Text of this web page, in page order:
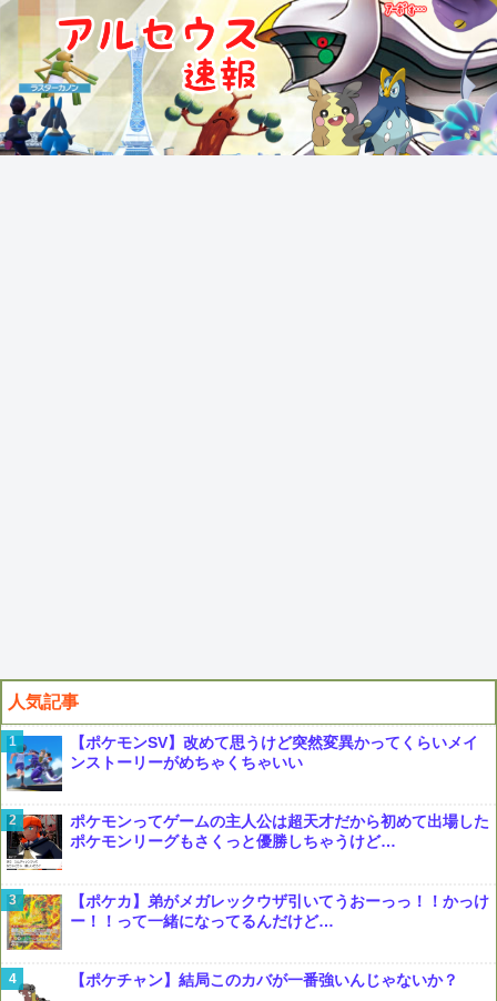
人気記事
【ポケモンSV】改めて思うけど突然変異かってくらいメイ
ンストーリーがめちゃくちゃいい
ポケモンってゲームの主人公は超天才だから初めて出場した
ポケモンリーグもさくっと優勝しちゃうけど…
【ポケカ】弟がメガレックウザ引いてうおーっっ！！かっけ
ー！！って一緒になってるんだけど…
【ポケチャン】結局このカバが一番強いんじゃないか？